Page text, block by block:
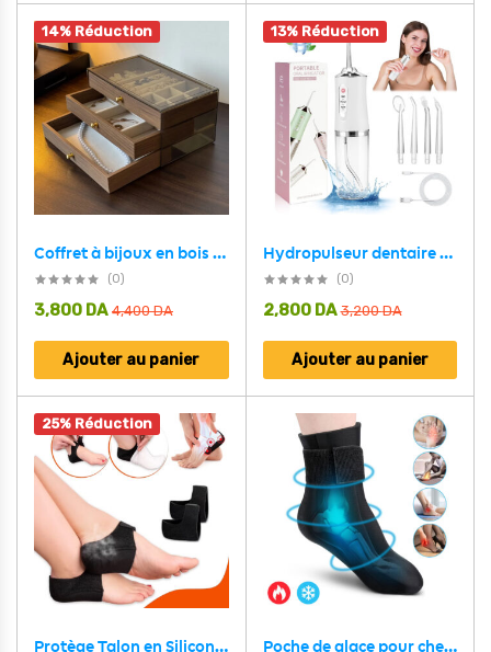
14% Réduction
Coffret à bijoux en bois à 3 niveaux très élégant couleur noyer – علبة تنظيم المجوهرات
(0)
4,400DA
3,800 DA
Ajouter au panier
13% Réduction
Hydropulseur dentaire électrique sans fil Rechargeable par USB – جهاز تنظيف الأسنان
(0)
3,200DA
2,800 DA
Ajouter au panier
25% Réduction
Protège Talon en Silicone Anti-douleur pour Homme et Femme Poche de glace pour cheville en gel chaud et froid pour soulager les douleurs